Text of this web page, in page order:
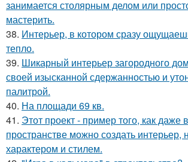
занимается столярным делом или
мастерить.
38. Интерьер, в котором сразу
тепло.
39. Шикарный интерьер загородного
своей изысканной сдержанностью и
палитрой.
40. На площади 69 кв.
41. Этот проект - пример того, как даже
пространстве можно создать интерьер,
характером и стилем.